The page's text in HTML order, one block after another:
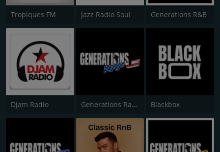
Tropiques FM Jazz Radio Soul Generations R&B
Djam Radio Generations Rap US Blackbox